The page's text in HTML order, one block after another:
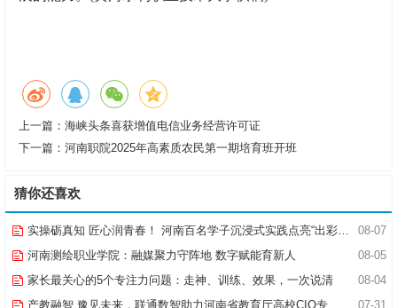
上一篇： 海峡头条喜获增值电信业务经营许可证
下一篇： 河南职院2025年高素质农民第一期培育班开班
猜你还喜欢
08-07
实操砺真知 匠心润青春！ 河南百名学子沉浸式实践点亮“出彩中原”实践路
08-05
河南测绘职业学院：融媒聚力守阵地 数字赋能育新人
08-04
家长最关心的5个专注力问题：走神、训练、效果，一次说清
07-31
产教融智 豫见未来，联通数智助力河南省教育厅高校CIO专题研究班共探AI赋能高等教育新路径